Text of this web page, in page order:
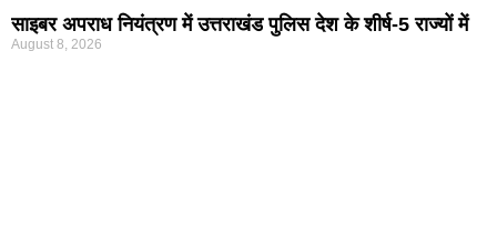
साइबर अपराध नियंत्रण में उत्तराखंड पुलिस देश के शीर्ष-5 राज्यों में
August 8, 2026